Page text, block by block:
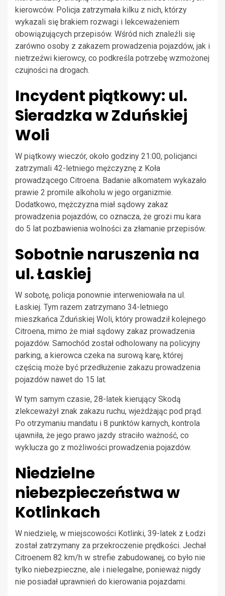
kierowców. Policja zatrzymała kilku z nich, którzy
wykazali się brakiem rozwagi i lekceważeniem
obowiązujących przepisów. Wśród nich znaleźli się
zarówno osoby z zakazem prowadzenia pojazdów, jak i
nietrzeźwi kierowcy, co podkreśla potrzebę wzmożonej
czujności na drogach.
Incydent piątkowy: ul.
Sieradzka w Zduńskiej
Woli
W piątkowy wieczór, około godziny 21:00, policjanci
zatrzymali 42-letniego mężczyznę z Koła
prowadzącego Citroena. Badanie alkomatem wykazało
prawie 2 promile alkoholu w jego organizmie.
Dodatkowo, mężczyzna miał sądowy zakaz
prowadzenia pojazdów, co oznacza, że grozi mu kara
do 5 lat pozbawienia wolności za złamanie przepisów.
Sobotnie naruszenia na
ul. Łaskiej
W sobotę, policja ponownie interweniowała na ul.
Łaskiej. Tym razem zatrzymano 34-letniego
mieszkańca Zduńskiej Woli, który prowadził kolejnego
Citroena, mimo że miał sądowy zakaz prowadzenia
pojazdów. Samochód został odholowany na policyjny
parking, a kierowca czeka na surową karę, której
częścią może być przedłużenie zakazu prowadzenia
pojazdów nawet do 15 lat.
W tym samym czasie, 28-latek kierujący Skodą
zlekceważył znak zakazu ruchu, wjeżdżając pod prąd.
Po otrzymaniu mandatu i 8 punktów karnych, kontrola
ujawniła, że jego prawo jazdy straciło ważność, co
wyklucza go z możliwości prowadzenia pojazdów.
Niedzielne
niebezpieczeństwa w
Kotlinkach
W niedzielę, w miejscowości Kotlinki, 39-latek z Łodzi
został zatrzymany za przekroczenie prędkości. Jechał
Citroenem 82 km/h w strefie zabudowanej, co było nie
tylko niebezpieczne, ale i nielegalne, ponieważ nigdy
nie posiadał uprawnień do kierowania pojazdami.